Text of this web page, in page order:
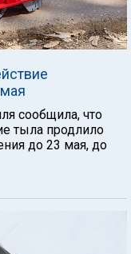
сообщила, что
тыла продлило
до 23 мая, до